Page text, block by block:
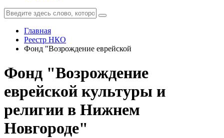
Главная
Реестр НКО
Фонд "Возрождение еврейской
Фонд "Возрождение
еврейской культуры и
религии в Нижнем
Новгороде"